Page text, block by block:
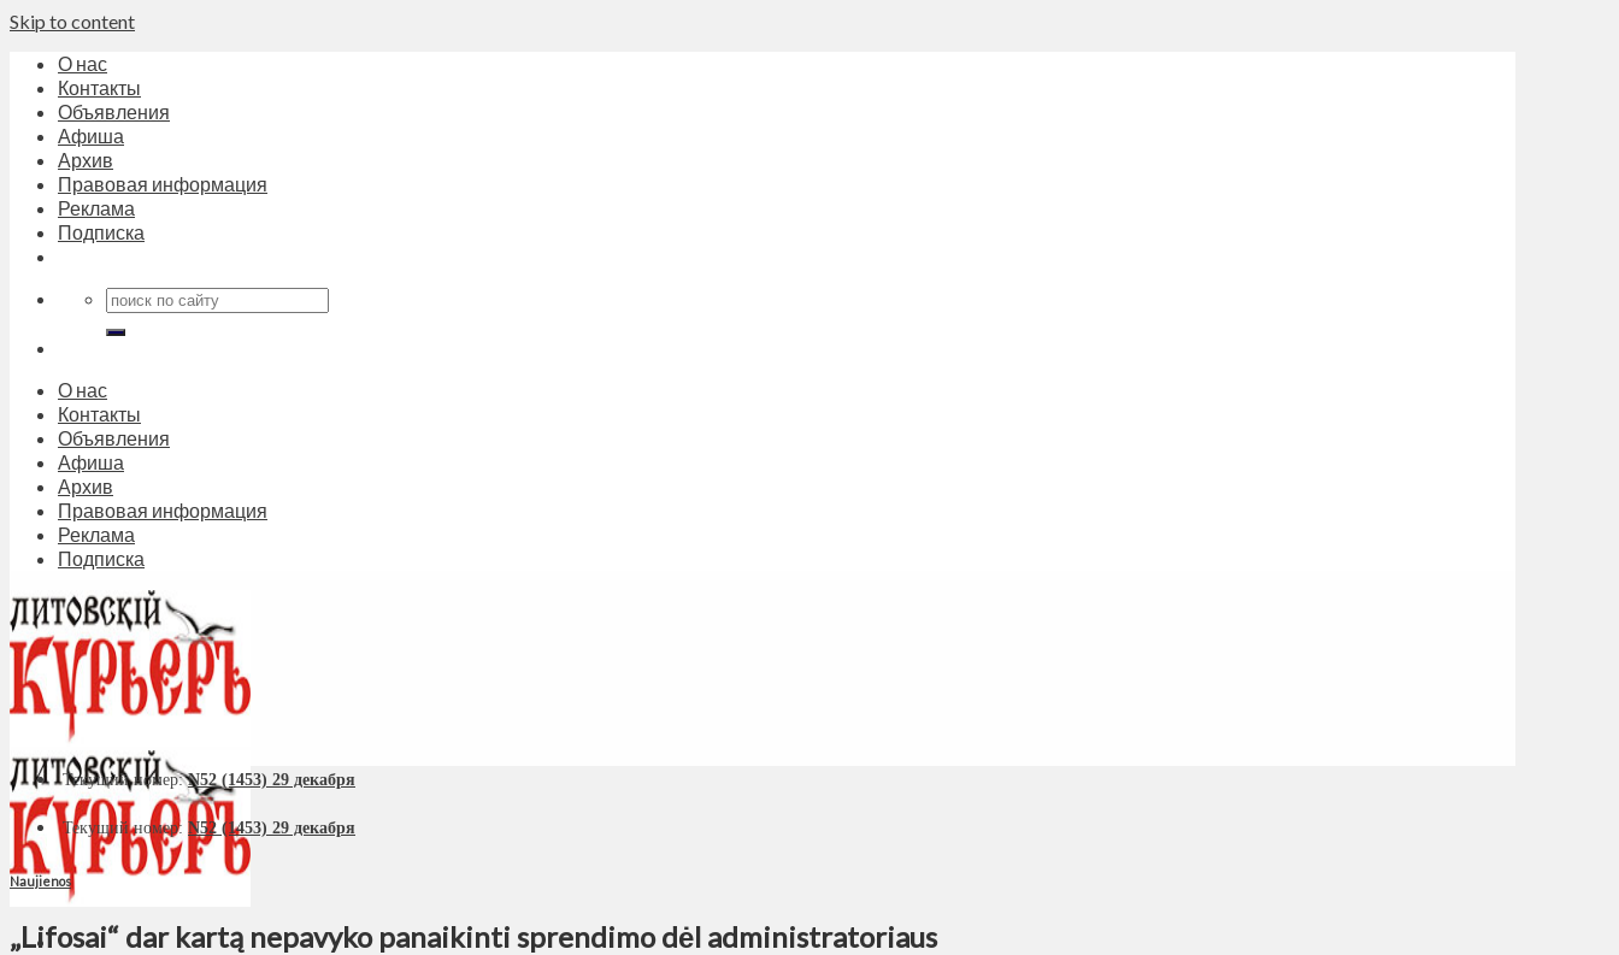
Skip to content
О нас
Контакты
Объявления
Афиша
Архив
Правовая информация
Реклама
Подписка
О нас
Контакты
Объявления
Афиша
Архив
Правовая информация
Реклама
Подписка
Текущий номер:N52 (1453) 29 декабря
Текущий номер: N52 (1453) 29 декабря
Naujienos
„Lifosai“ dar kartą nepavyko panaikinti sprendimo dėl administratoriaus